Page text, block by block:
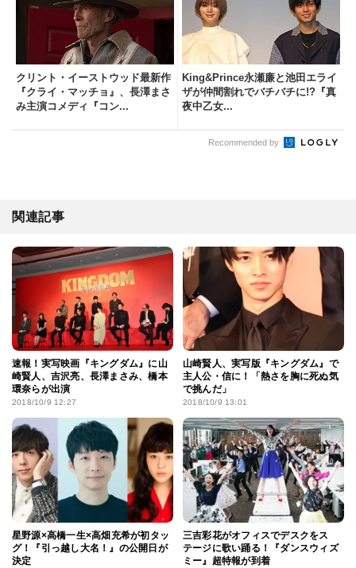
クリント・イーストウッド最新作
『クライ・マッチョ』、長澤まさ
み主演コメディ『コン...
King&Prince永瀬廉と池田エライ
ザが仲間割れでバチバチに!?『真
夜中乙女...
Recommended by
関連記事
速報！実写映画『キングダム』に山
崎賢人、吉沢亮、長澤まさみ、橋本
環奈らが出演
2018/10/9 12:27
山崎賢人、実写版『キングダム』で
主人公・信に！「熱さを胸に死ぬ気
で挑んだ」
2018/10/9 13:01
星野源×高橋一生×高畑充希が初タッ
グ！『引っ越し大名！』の公開日が
決定
三吉彩花がオフィスでデスクをス
テージに歌い踊る！『ダンスウィズ
ミー』超特報が到着